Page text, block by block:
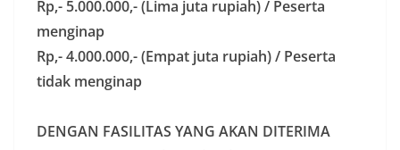
Rp,- 5.000.000,- (Lima juta rupiah) / Peserta
menginap
Rp,- 4.000.000,- (Empat juta rupiah) / Peserta
tidak menginap
DENGAN FASILITAS YANG AKAN DITERIMA